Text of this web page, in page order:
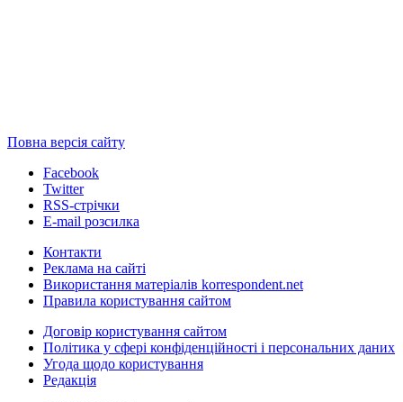
Повна версія сайту
Facebook
Twitter
RSS-стрічки
E-mail розсилка
Контакти
Реклама на сайті
Використання матеріалів korrespondent.net
Правила користування сайтом
Договір користування сайтом
Політика у сфері конфіденційності і персональних даних
Угода щодо користування
Редакція